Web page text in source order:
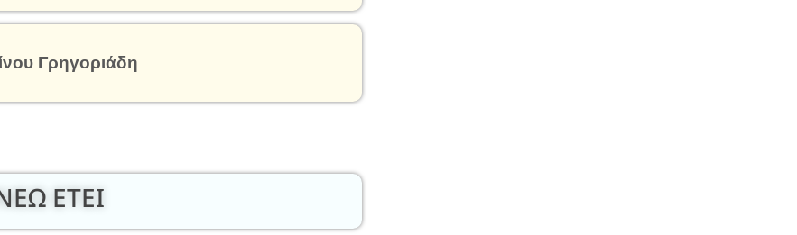
Γρηγοριάδη
ΕΤΕΙ